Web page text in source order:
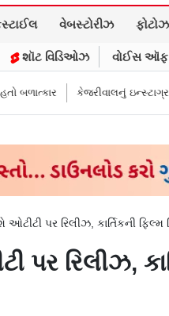
વેબસ્ટોરીઝ ફોટોઝ
શૉટ વિડિઓઝ વોઈસ
કેજરીવાલનું ઇન્સ્ટાગ્રામ એકાઉન્ટ
પર રિલીઝ, કાર્તિકની ફિલ્મ
રિલીઝ,